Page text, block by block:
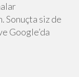
Sonuçta siz de
Google’da